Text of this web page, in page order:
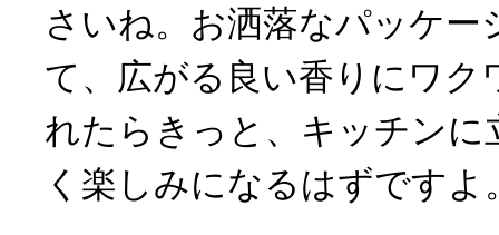
さいね。お洒落なパッケー
て、広がる良い香りにワク
れたらきっと、キッチン
く楽しみになるはずですよ